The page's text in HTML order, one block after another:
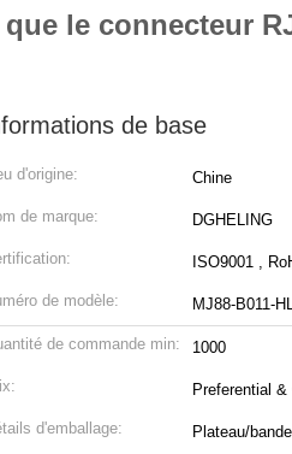
le connecteur
de base
d'origine: Chine
de marque: DGHELING
ISO9001 ,
de modèle: MJ88-B011-
de commande min: 1000
Preferential
d'emballage: Plateau/